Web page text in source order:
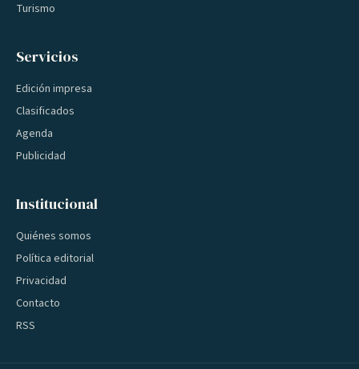
Turismo
Servicios
Edición impresa
Clasificados
Agenda
Publicidad
Institucional
Quiénes somos
Política editorial
Privacidad
Contacto
RSS